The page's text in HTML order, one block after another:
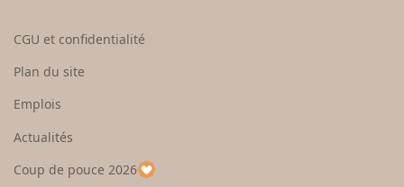
e
u
p
CGU et confidentialité
Plan du site
Emplois
Actualités
Coup de pouce 2026